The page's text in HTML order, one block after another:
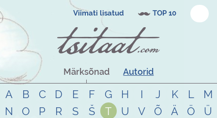
Viimati lisatud TOP 10
Märksõnad Autorid
A B C D E F G H I J K L
M
N
O P R S Š T U V Õ Ä Ö Ü